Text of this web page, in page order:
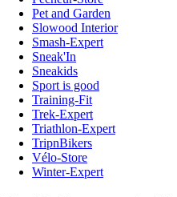
Pet and Garden
Slowood Interior
Smash-Expert
Sneak'In
Sneakids
Sport is good
Training-Fit
Trek-Expert
Triathlon-Expert
TripnBikers
Vélo-Store
Winter-Expert